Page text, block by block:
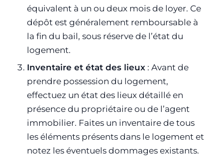
équivalent à un ou deux mois de loyer. Ce
dépôt est généralement remboursable à
la fin du bail, sous réserve de l’état du
logement.
Inventaire et état des lieux : Avant de
prendre possession du logement,
effectuez un état des lieux détaillé en
présence du propriétaire ou de l’agent
immobilier. Faites un inventaire de tous
les éléments présents dans le logement et
notez les éventuels dommages existants.